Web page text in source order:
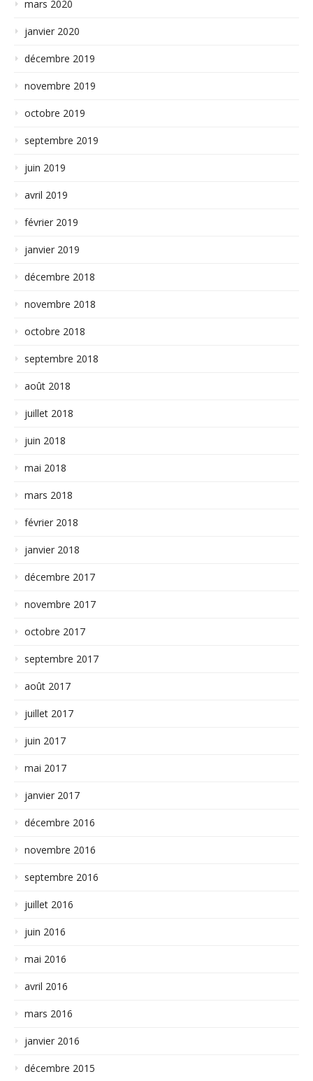
mars 2020
janvier 2020
décembre 2019
novembre 2019
octobre 2019
septembre 2019
juin 2019
avril 2019
février 2019
janvier 2019
décembre 2018
novembre 2018
octobre 2018
septembre 2018
août 2018
juillet 2018
juin 2018
mai 2018
mars 2018
février 2018
janvier 2018
décembre 2017
novembre 2017
octobre 2017
septembre 2017
août 2017
juillet 2017
juin 2017
mai 2017
janvier 2017
décembre 2016
novembre 2016
septembre 2016
juillet 2016
juin 2016
mai 2016
avril 2016
mars 2016
janvier 2016
décembre 2015